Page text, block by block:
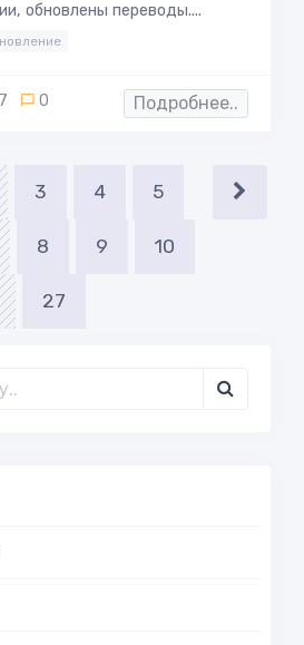
обновлены переводы....
7 0 Подробнее..
3 4 5
8 9 10
27